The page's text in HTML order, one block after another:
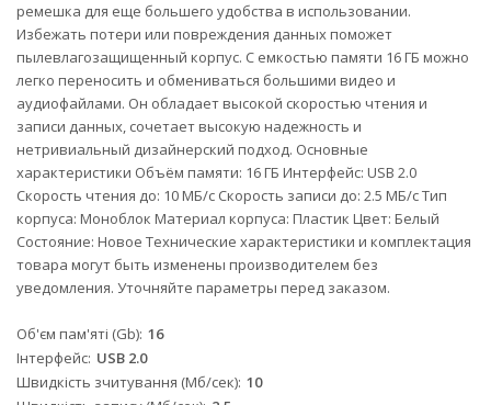
ремешка для еще большего удобства в использовании.
Избежать потери или повреждения данных поможет
пылевлагозащищенный корпус. С емкостью памяти 16 ГБ можно
легко переносить и обмениваться большими видео и
аудиофайлами. Он обладает высокой скоростью чтения и
записи данных, сочетает высокую надежность и
нетривиальный дизайнерский подход. Основные
характеристики Объём памяти: 16 ГБ Интерфейс: USB 2.0
Скорость чтения до: 10 МБ/с Скорость записи до: 2.5 МБ/с Тип
корпуса: Моноблок Материал корпуса: Пластик Цвет: Белый
Состояние: Новое Технические характеристики и комплектация
товара могут быть изменены производителем без
уведомления. Уточняйте параметры перед заказом.
Об'єм пам'яті (Gb) 16
Інтерфейс USB 2.0
Швидкість зчитування (Мб/сек) 10